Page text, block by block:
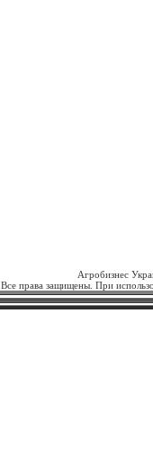
Агробизнес
Все права защищены. При